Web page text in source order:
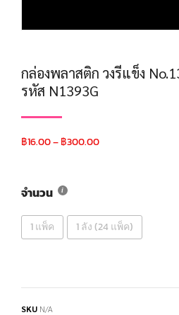
กล่องพลาสติก วงรีแข็ง
รหัส N1393G
฿16.00–฿300.00
จำนวน
1 แพ็ค 1 ลัง (24 แพ็ค)
SKU N/A